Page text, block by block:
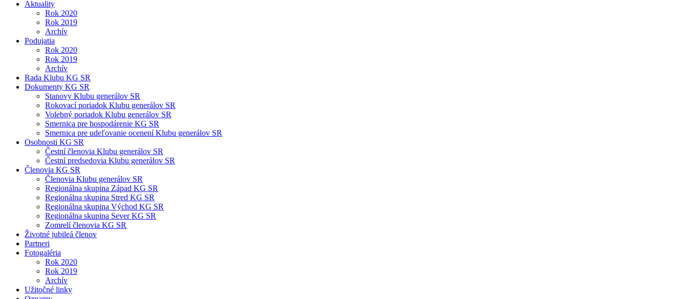
Aktuality
Rok 2020
Rok 2019
Archív
Podujatia
Rok 2020
Rok 2019
Archív
Rada Klubu KG SR
Dokumenty KG SR
Stanovy Klubu generálov SR
Rokovací poriadok Klubu generálov SR
Volebný poriadok Klubu generálov SR
Smernica pre hospodárenie KG SR
Smernica pre udeľovanie ocenení Klubu generálov SR
Osobnosti KG SR
Čestní členovia Klubu generálov SR
Čestní predsedovia Klubu generálov SR
Členovia KG SR
Členovia Klubu generálov SR
Regionálna skupina Západ KG SR
Regionálna skupina Stred KG SR
Regionálna skupina Východ KG SR
Regionálna skupina Sever KG SR
Zomrelí členovia KG SR
Životné jubileá členov
Partneri
Fotogaléria
Rok 2020
Rok 2019
Archív
Užitočné linky